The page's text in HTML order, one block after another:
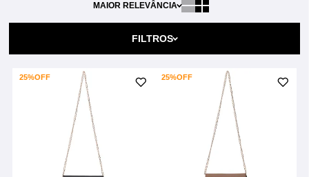
MAIOR RELEVÂNCIA
FILTROS
25%OFF 25%OFF